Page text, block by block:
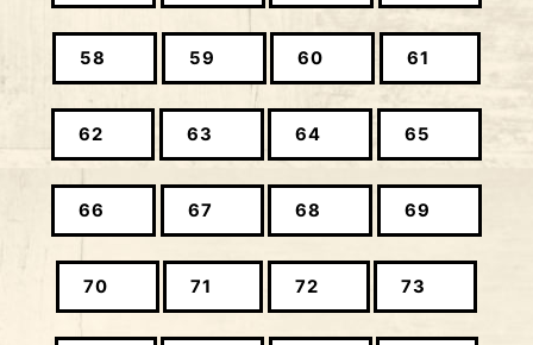
58 59 60 61
62 63 64 65
66 67 68 69
70 71 72 73